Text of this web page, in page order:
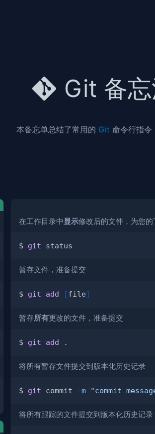
Git 备
本备忘单总结了常用的 Git 命令行指令
在工作目录中 显示修改后的文件，为您
$ git
暂存文件，准备提交
$ git add [file]
暂存所有更改的文件，准备提交
$ git add .
将所有暂存文件提交到版本化历史记录
$ git commit -m "commit
将所有跟踪的文件提交到版本化历史记录